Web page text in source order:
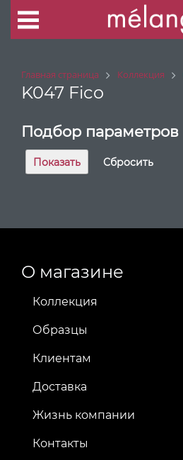
Главная страница Коллекция
K047 Fico
Подбор параметров
О магазине
Коллекция
Образцы
Клиентам
Доставка
Жизнь компании
Контакты